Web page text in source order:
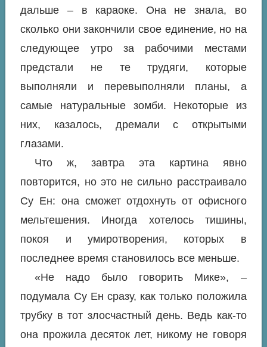
дальше – в караоке. Она не знала, во
сколько они закончили свое единение, но на
следующее утро за рабочими местами
предстали не те трудяги, которые
выполняли и перевыполняли планы, а
самые натуральные зомби. Некоторые из
них, казалось, дремали с открытыми
глазами.
Что ж, завтра эта картина явно
повторится, но это не сильно расстраивало
Су Ен: она сможет отдохнуть от офисного
мельтешения. Иногда хотелось тишины,
покоя и умиротворения, которых в
последнее время становилось все меньше.
«Не надо было говорить Мике», –
подумала Су Ен сразу, как только положила
трубку в тот злосчастный день. Ведь как-то
она прожила десяток лет, никому не говоря